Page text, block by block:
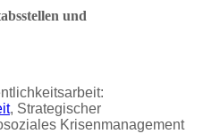
und
, Strategischer
Krisenmanagement